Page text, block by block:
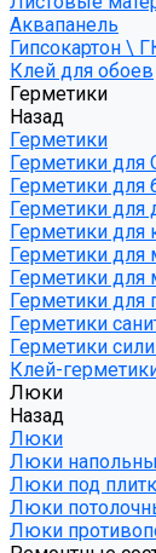
Аквапанель
Гипсокартон \
Клей для обоев
Герметики
Назад
Герметики
Герметики для
Герметики для
Герметики для
Герметики для
Герметики
Герметики для
Герметики для
Герметики
Герметики
Клей-
Люки
Назад
Люки
Люки
Люки под
Люки
Люки